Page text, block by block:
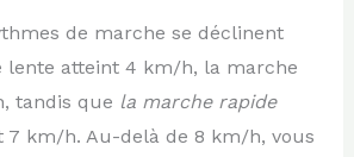
de marche se déclinent
lente atteint 4 km/h, la marche
tandis que la marche rapide
7 km/h. Au-delà de 8 km/h, vous